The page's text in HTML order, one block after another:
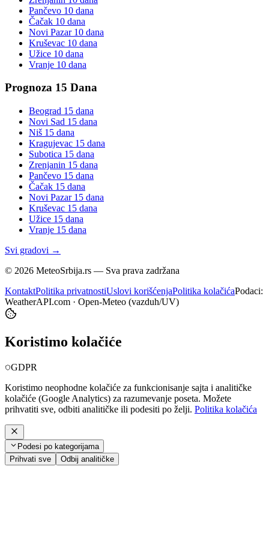
Pančevo 10 dana
Čačak 10 dana
Novi Pazar10 dana
Kruševac 10 dana
Užice 10 dana
Vranje 10 dana
Prognoza 15 Dana
Beograd 15 dana
Novi Sad 15 dana
Niš 15 dana
Kragujevac 15 dana
Subotica 15 dana
Zrenjanin 15 dana
Pančevo 15 dana
Čačak 15 dana
Novi Pazar15 dana
Kruševac 15 dana
Užice 15 dana
Vranje 15 dana
Svi gradovi →
© 2026 MeteoSrbija.rs — Sva prava zadržana
KontaktPolitika privatnostiUslovi korišćenjaPolitika kolačićaPodaci:
WeatherAPI.com · Open-Meteo (vazduh/UV)
Koristimo kolačiće
GDPR
Koristimo neophodne kolačiće za funkcionisanje sajta i analitičke
kolačiće (Google Analytics) za razumevanje poseta. Možete
prihvatiti sve, odbiti analitičke ili podesiti po želji. Politika kolačića
Podesi po kategorijama
Prihvati sve
Odbij analitičke